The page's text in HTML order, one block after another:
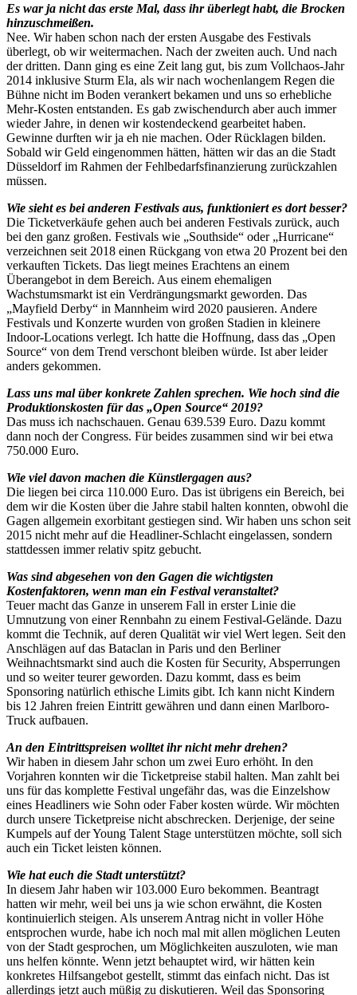
Es war ja nicht das erste Mal, dass ihr überlegt habt, die Brocken
hinzuschmeißen.
Nee. Wir haben schon nach der ersten Ausgabe des Festivals
überlegt, ob wir weitermachen. Nach der zweiten auch. Und nach
der dritten. Dann ging es eine Zeit lang gut, bis zum Vollchaos-Jahr
2014 inklusive Sturm Ela, als wir nach wochenlangem Regen die
Bühne nicht im Boden verankert bekamen und uns so erhebliche
Mehr-Kosten entstanden. Es gab zwischendurch aber auch immer
wieder Jahre, in denen wir kostendeckend gearbeitet haben.
Gewinne durften wir ja eh nie machen. Oder Rücklagen bilden.
Sobald wir Geld eingenommen hätten, hätten wir das an die Stadt
Düsseldorf im Rahmen der Fehlbedarfsfinanzierung zurückzahlen
müssen.
Wie sieht es bei anderen Festivals aus, funktioniert es dort besser?
Die Ticketverkäufe gehen auch bei anderen Festivals zurück, auch
bei den ganz großen. Festivals wie „Southside“ oder „Hurricane“
verzeichnen seit 2018 einen Rückgang von etwa 20 Prozent bei den
verkauften Tickets. Das liegt meines Erachtens an einem
Überangebot in dem Bereich. Aus einem ehemaligen
Wachstumsmarkt ist ein Verdrängungsmarkt geworden. Das
„Mayfield Derby“ in Mannheim wird 2020 pausieren. Andere
Festivals und Konzerte wurden von großen Stadien in kleinere
Indoor-Locations verlegt. Ich hatte die Hoffnung, dass das „Open
Source“ von dem Trend verschont bleiben würde. Ist aber leider
anders gekommen.
Lass uns mal über konkrete Zahlen sprechen. Wie hoch sind die
Produktionskosten für das „Open Source“ 2019?
Das muss ich nachschauen. Genau 639.539 Euro. Dazu kommt
dann noch der Congress. Für beides zusammen sind wir bei etwa
750.000 Euro.
Wie viel davon machen die Künstlergagen aus?
Die liegen bei circa 110.000 Euro. Das ist übrigens ein Bereich, bei
dem wir die Kosten über die Jahre stabil halten konnten, obwohl die
Gagen allgemein exorbitant gestiegen sind. Wir haben uns schon seit
2015 nicht mehr auf die Headliner-Schlacht eingelassen, sondern
stattdessen immer relativ spitz gebucht.
Was sind abgesehen von den Gagen die wichtigsten
Kostenfaktoren, wenn man ein Festival veranstaltet?
Teuer macht das Ganze in unserem Fall in erster Linie die
Umnutzung von einer Rennbahn zu einem Festival-Gelände. Dazu
kommt die Technik, auf deren Qualität wir viel Wert legen. Seit den
Anschlägen auf das Bataclan in Paris und den Berliner
Weihnachtsmarkt sind auch die Kosten für Security, Absperrungen
und so weiter teurer geworden. Dazu kommt, dass es beim
Sponsoring natürlich ethische Limits gibt. Ich kann nicht Kindern
bis 12 Jahren freien Eintritt gewähren und dann einen Marlboro-
Truck aufbauen.
An den Eintrittspreisen wolltet ihr nicht mehr drehen?
Wir haben in diesem Jahr schon um zwei Euro erhöht. In den
Vorjahren konnten wir die Ticketpreise stabil halten. Man zahlt bei
uns für das komplette Festival ungefähr das, was die Einzelshow
eines Headliners wie Sohn oder Faber kosten würde. Wir möchten
durch unsere Ticketpreise nicht abschrecken. Derjenige, der seine
Kumpels auf der Young Talent Stage unterstützen möchte, soll sich
auch ein Ticket leisten können.
Wie hat euch die Stadt unterstützt?
In diesem Jahr haben wir 103.000 Euro bekommen. Beantragt
hatten wir mehr, weil bei uns ja wie schon erwähnt, die Kosten
kontinuierlich steigen. Als unserem Antrag nicht in voller Höhe
entsprochen wurde, habe ich noch mal mit allen möglichen Leuten
von der Stadt gesprochen, um Möglichkeiten auszuloten, wie man
uns helfen könnte. Wenn jetzt behauptet wird, wir hätten kein
konkretes Hilfsangebot gestellt, stimmt das einfach nicht. Das ist
allerdings jetzt auch müßig zu diskutieren. Weil das Sponsoring